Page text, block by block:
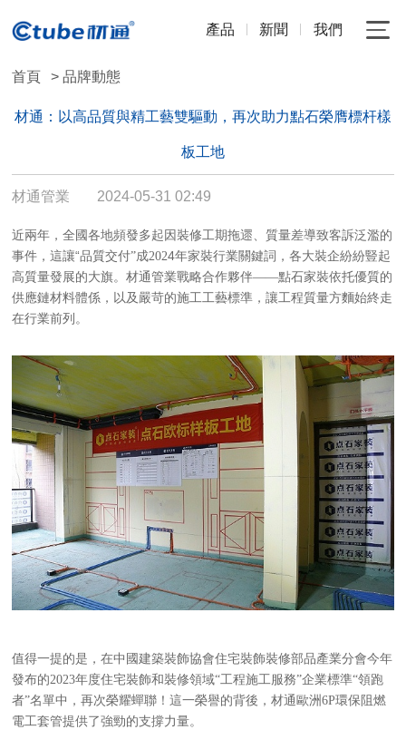
產品 新聞 我們
首頁 > 品牌動態
材通：以高品質與精工藝雙驅動，再次助力點石榮膺標杆樣
板工地
材通管業 2024-05-31 02:49
近兩年，全國各地頻發多起因裝修工期拖遝、質量差導致客訴泛濫的
事件，這讓“品質交付”成2024年家裝行業關鍵詞，各大裝企紛紛豎起
高質量發展的大旗。材通管業戰略合作夥伴——點石家裝依托優質的
供應鏈材料體係，以及嚴苛的施工工藝標準，讓工程質量方麵始終走
在行業前列。
值得一提的是，在中國建築裝飾協會住宅裝飾裝修部品產業分會今年
發布的2023年度住宅裝飾和裝修領域“工程施工服務”企業標準“領跑
者”名單中，再次榮耀蟬聯！這一榮譽的背後，材通歐洲6P環保阻燃
電工套管提供了強勁的支撐力量。